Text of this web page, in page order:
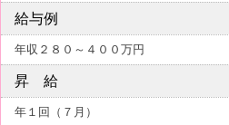
給与例
年収２８０～４００万円
昇 給
年１回（７月）